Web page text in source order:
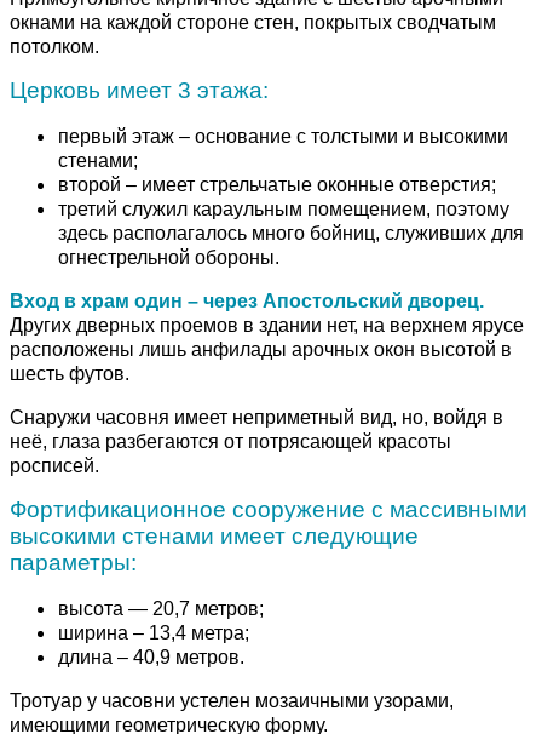
окнами на каждой стороне стен, покрытых сводчатым
потолком.
Церковь имеет 3 этажа:
первый этаж – основание с толстыми и высокими
стенами;
второй – имеет стрельчатые оконные отверстия;
третий служил караульным помещением, поэтому
здесь располагалось много бойниц, служивших для
огнестрельной обороны.
Вход в храм один – через Апостольский дворец.
Других дверных проемов в здании нет, на верхнем ярусе
расположены лишь анфилады арочных окон высотой в
шесть футов.
Снаружи часовня имеет неприметный вид, но, войдя в
неё, глаза разбегаются от потрясающей красоты
росписей.
Фортификационное сооружение с массивными
высокими стенами имеет следующие
параметры:
высота — 20,7 метров;
ширина – 13,4 метра;
длина – 40,9 метров.
Тротуар у часовни устелен мозаичными узорами,
имеющими геометрическую форму.